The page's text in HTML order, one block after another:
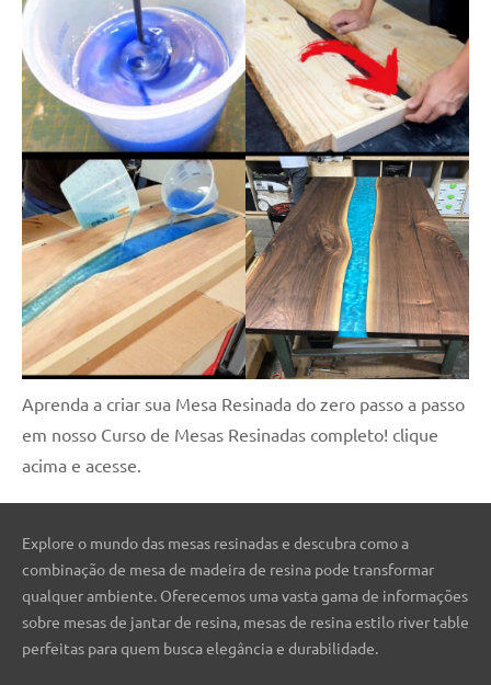
Aprenda a criar sua Mesa Resinada do zero passo a passo
em nosso Curso de Mesas Resinadas completo! clique
acima e acesse.
Explore o mundo das mesas resinadas e descubra como a
combinação de mesa de madeira de resina pode transformar
qualquer ambiente. Oferecemos uma vasta gama de informações
sobre mesas de jantar de resina, mesas de resina estilo river table
perfeitas para quem busca elegância e durabilidade.